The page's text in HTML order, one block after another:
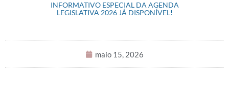
INFORMATIVO ESPECIAL DA AGENDA
LEGISLATIVA 2026 JÁ DISPONÍVEL!
maio 15, 2026